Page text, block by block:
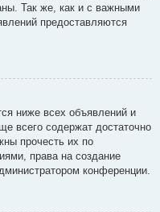
Так же, как и с важными
предоставляются
ниже всех объявлений и
всего содержат достаточно
прочесть их по
права на создание
конференции.